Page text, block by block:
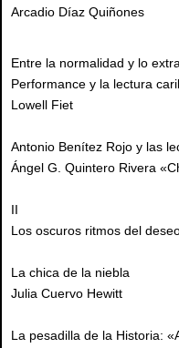
Arcadio Díaz Quiñones
Entre la normalidad y lo
Performance y la lectura
Lowell
Antonio Benítez Rojo y las
Ángel G. Quintero Rivera
II
Los oscuros ritmos del
La chica de la niebla
Julia Cuervo Hewitt
La pesadilla de la Historia: